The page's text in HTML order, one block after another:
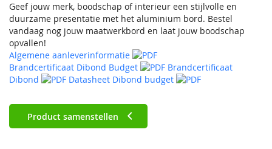
Geef jouw merk, boodschap of interieur een stijlvolle en
duurzame presentatie met het aluminium bord. Bestel
vandaag nog jouw maatwerkbord en laat jouw boodschap
opvallen!
Algemene aanleverinformatie
Brandcertificaat Dibond Budget
Brandcertificaat
Dibond
Datasheet Dibond budget
Product samenstellen